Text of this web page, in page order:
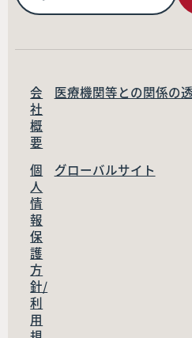
会
社
概
要
医療機関等との関係の
個
人
情
報
保
護
方
針/
利
用
グローバルサイト